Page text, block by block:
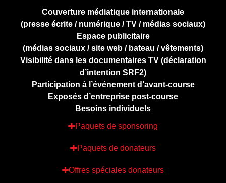
Couverture médiatique internationale
(presse écrite / numérique / TV / médias sociaux)
Espace publicitaire
(médias sociaux / site web / bateau / vêtements)
Visibilité dans les documentaires TV (déclaration
d’intention SRF2)
Participation à l’événement d’avant-course
Exposés d’entreprise post-course
Besoins individuels
Paquets de sponsoring
Paquets de donateurs
Offres spéciales donateurs